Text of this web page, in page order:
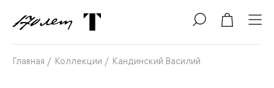
Главная / Коллекции / Кандинский Василий